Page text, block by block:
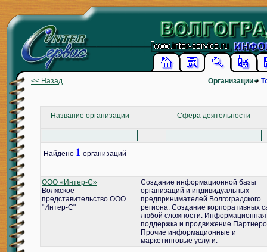
<< Назад Организации
Название организации Сфера деятельности
Найдено 1 организаций
ООО «Интер-С»
Волжское
представительство ООО
"Интер-С"
Создание информационной базы
организаций и индивидуальных
предпринимателей Волгоградского
региона. Создание корпоративных
любой сложности. Информационная
поддержка и продвижение
Прочие информационные и
маркетинговые услуги.